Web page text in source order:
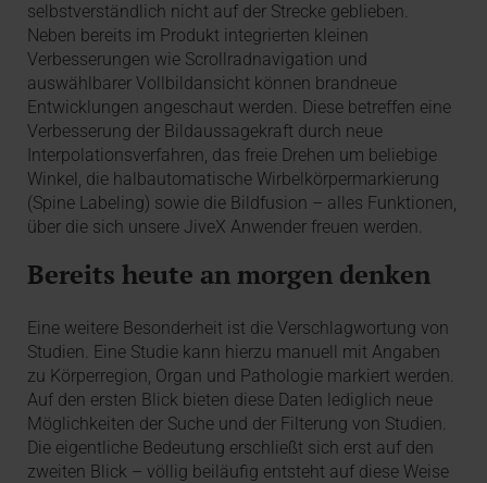
selbstverständlich nicht auf der Strecke geblieben.
Neben bereits im Produkt integrierten kleinen
Verbesserungen wie Scrollradnavigation und
auswählbarer Vollbildansicht können brandneue
Entwicklungen angeschaut werden. Diese betreffen eine
Verbesserung der Bildaussagekraft durch neue
Interpolationsverfahren, das freie Drehen um beliebige
Winkel, die halbautomatische Wirbelkörpermarkierung
(Spine Labeling) sowie die Bildfusion – alles Funktionen,
über die sich unsere JiveX Anwender freuen werden.
Bereits heute an morgen denken
Eine weitere Besonderheit ist die Verschlagwortung von
Studien. Eine Studie kann hierzu manuell mit Angaben
zu Körperregion, Organ und Pathologie markiert werden.
Auf den ersten Blick bieten diese Daten lediglich neue
Möglichkeiten der Suche und der Filterung von Studien.
Die eigentliche Bedeutung erschließt sich erst auf den
zweiten Blick – völlig beiläufig entsteht auf diese Weise